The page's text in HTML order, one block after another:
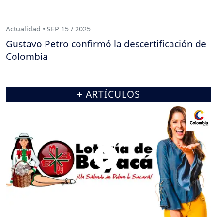
Actualidad • SEP 15 / 2025
Gustavo Petro confirmó la descertificación de
Colombia
+ ARTÍCULOS